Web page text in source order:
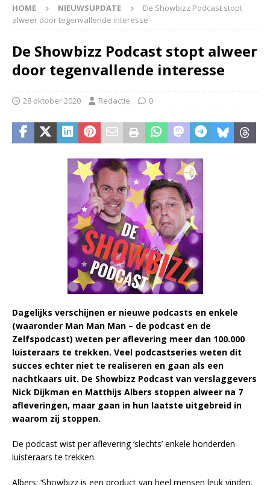
HOME NIEUWSUPDATE
De Showbizz Podcast stopt
alweer door tegenvallende interesse
De Showbizz Podcast stopt alweer
door tegenvallende interesse
28 oktober 2020 Redactie 0
Dagelijks verschijnen er nieuwe podcasts en enkele
(waaronder Man Man Man – de podcast en de
Zelfspodcast) weten per aflevering meer dan 100.000
luisteraars te trekken. Veel podcastseries weten dit
succes echter niet te realiseren en gaan als een
nachtkaars uit. De Showbizz Podcast van verslaggevers
Nick Dijkman en Matthijs Albers stoppen alweer na 7
afleveringen, maar gaan in hun laatste uitgebreid in
waarom zij stoppen.
De podcast wist per aflevering ‘slechts’ enkele honderden
luisteraars te trekken.
Albers: ‘Showbizz is een product van heel mensen leuk vinden.